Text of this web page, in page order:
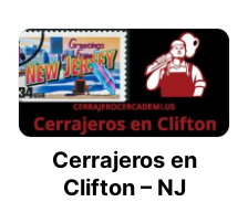
Cerrajeros en
Clifton – NJ